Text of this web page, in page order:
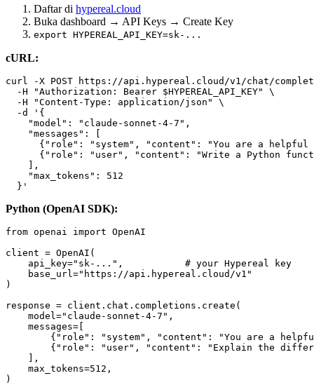
Daftar di hypereal.cloud
Buka dashboard → API Keys → Create Key
export HYPEREAL_API_KEY=sk-...
cURL:
curl -X POST https://api.hypereal.cloud/v1/chat/
  -H "Authorization: Bearer $HYPEREAL_API_KEY" \
  -H "Content-Type: application/json" \
  -d '{
    "model": "claude-sonnet-4-7",
    "messages": [
{"role": "system", "content": "You are a helpful
{"role": "user", "content": "Write a Python
    ],
    "max_tokens": 512
Python (OpenAI SDK):
from openai import OpenAI
client = OpenAI(
    api_key="sk-...",           # your Hypereal key
    base_url="https://api.hypereal.cloud/v1"
)
response = client.chat.completions.create(
    model="claude-sonnet-4-7",
    messages=[
{"role": "system", "content": "You are a
{"role": "user", "content": "Explain the
    ],
    max_tokens=512,
)